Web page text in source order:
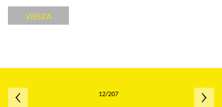
VISSZA
12/207